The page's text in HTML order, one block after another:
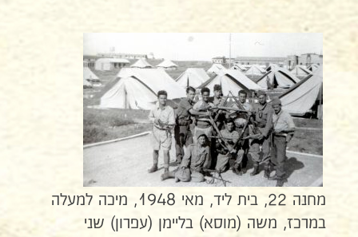
מחנה 22, בית ליד, מאי 1948, מיכה למעלה
במרכז, משה (מוסא) בליימן (עפרון) שני